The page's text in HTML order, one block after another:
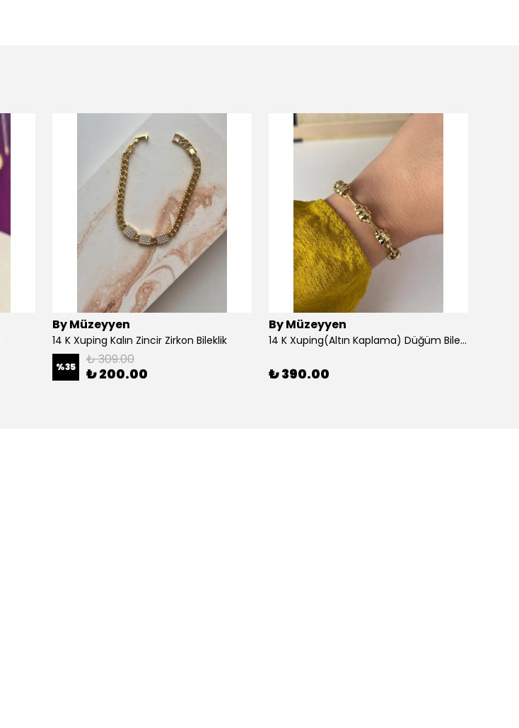
By Müzeyyen
14 K Xuping Kalın Zincir Zirkon Bileklik
%35 ₺ 309.00
₺ 200.00
By Müzeyyen
14 K Xuping(Altın Kaplama) Düğüm Bileklik
₺ 390.00